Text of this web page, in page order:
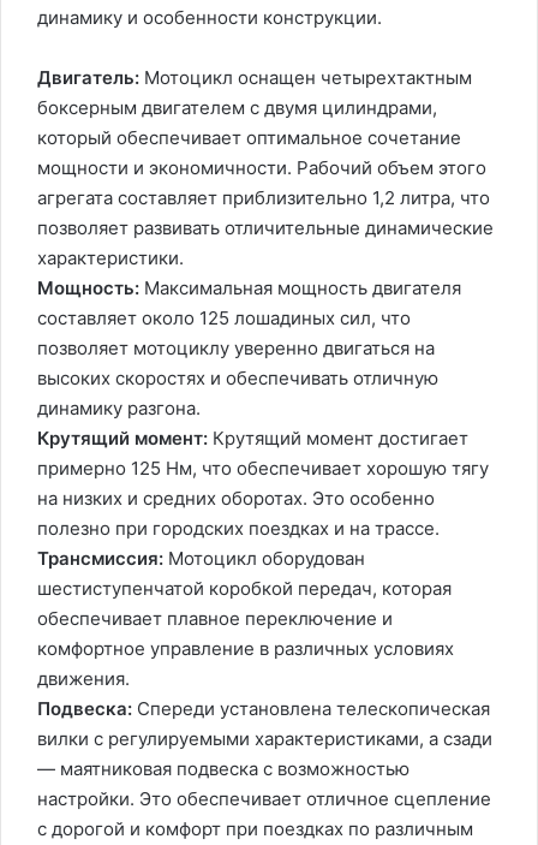
динамику и особенности конструкции.
Двигатель: Мотоцикл оснащен четырехтактным
боксерным двигателем с двумя цилиндрами,
который обеспечивает оптимальное сочетание
мощности и экономичности. Рабочий объем этого
агрегата составляет приблизительно 1,2 литра, что
позволяет развивать отличительные динамические
характеристики.
Мощность: Максимальная мощность двигателя
составляет около 125 лошадиных сил, что
позволяет мотоциклу уверенно двигаться на
высоких скоростях и обеспечивать отличную
динамику разгона.
Крутящий момент: Крутящий момент достигает
примерно 125 Нм, что обеспечивает хорошую тягу
на низких и средних оборотах. Это особенно
полезно при городских поездках и на трассе.
Трансмиссия: Мотоцикл оборудован
шестиступенчатой коробкой передач, которая
обеспечивает плавное переключение и
комфортное управление в различных условиях
движения.
Подвеска: Спереди установлена телескопическая
вилки с регулируемыми характеристиками, а сзади
— маятниковая подвеска с возможностью
настройки. Это обеспечивает отличное сцепление
с дорогой и комфорт при поездках по различным